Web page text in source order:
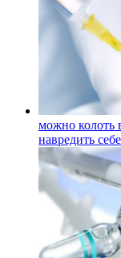
можно
навредить